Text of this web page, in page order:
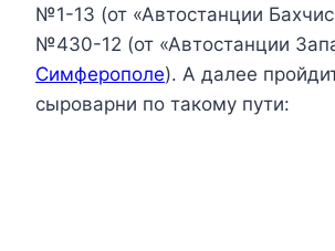
№1-13 (от «Автостанции
№430-12 (от «Автостанции
Симферополе). А далее
сыроварни по такому пути: